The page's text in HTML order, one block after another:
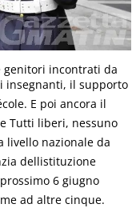
genitori incontrati da
insegnanti, il supporto
E poi ancora il
Tutti liberi, nessuno
livello nazionale da
dellistituzione
prossimo 6 giugno
ad altre cinque.